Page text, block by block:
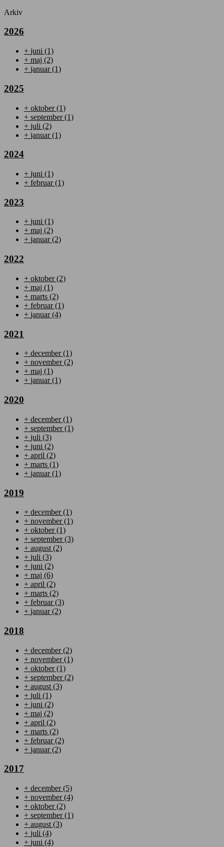
Arkiv
2026
+ juni (1)
+ maj (2)
+ januar(1)
2025
+ oktober(1)
+ september(1)
+ juli (2)
+ januar(1)
2024
+ juni (1)
+ februar(1)
2023
+ juni (1)
+ maj (2)
+ januar(2)
2022
+ oktober(2)
+ maj (1)
+ marts (2)
+ februar(1)
+ januar(4)
2021
+ december(1)
+ november(2)
+ maj (1)
+ januar(1)
2020
+ december(1)
+ september(1)
+ juli (3)
+ juni (2)
+ april (2)
+ marts (1)
+ januar(1)
2019
+ december(1)
+ november(1)
+ oktober(1)
+ september(3)
+ august (2)
+ juli (3)
+ juni (2)
+ maj (6)
+ april (2)
+ marts (2)
+ februar(3)
+ januar(2)
2018
+ december(2)
+ november(1)
+ oktober(1)
+ september(2)
+ august (3)
+ juli (1)
+ juni (2)
+ maj (2)
+ april (2)
+ marts (2)
+ februar(2)
+ januar(2)
2017
+ december(5)
+ november(4)
+ oktober(2)
+ september(1)
+ august (3)
+ juli (4)
+ juni (4)